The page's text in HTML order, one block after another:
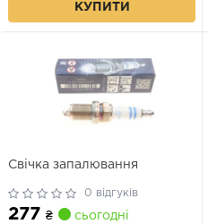
КУПИТИ
Свічка запалювання
0 відгуків
277 ₴ сьогодні